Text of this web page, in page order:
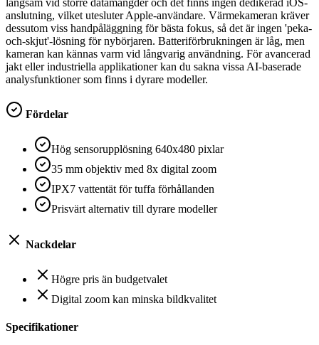
anslutning, vilket utesluter Apple-användare. Värmekameran kräver
dessutom viss handpåläggning för bästa fokus, så det är ingen 'peka-
och-skjut'-lösning för nybörjaren. Batteriförbrukningen är låg, men
kameran kan kännas varm vid långvarig användning. För avancerad
jakt eller industriella applikationer kan du sakna vissa AI-baserade
analysfunktioner som finns i dyrare modeller.
Fördelar
Hög sensorupplösning 640x480 pixlar
35 mm objektiv med 8x digital zoom
IPX7 vattentät för tuffa förhållanden
Prisvärt alternativ till dyrare modeller
Nackdelar
Högre pris än budgetvalet
Digital zoom kan minska bildkvalitet
Specifikationer